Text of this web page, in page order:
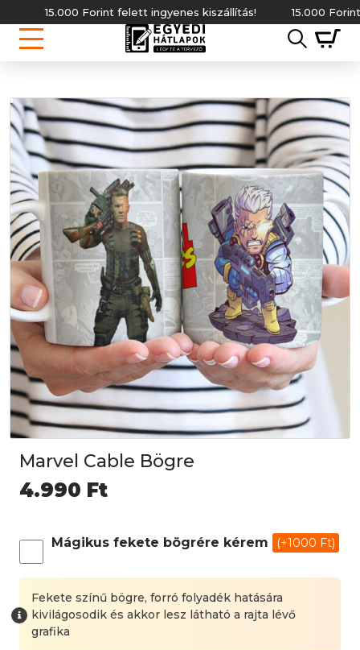
15.000 Forint felett ingyenes kiszállítás! 15.000 Forint
Marvel Cable Bögre
4.990 Ft
Mágikus fekete bögrére kérem (+1000 Ft)
Fekete színű bögre, forró folyadék hatására
kivilágosodik és akkor lesz látható a rajta lévő
grafika